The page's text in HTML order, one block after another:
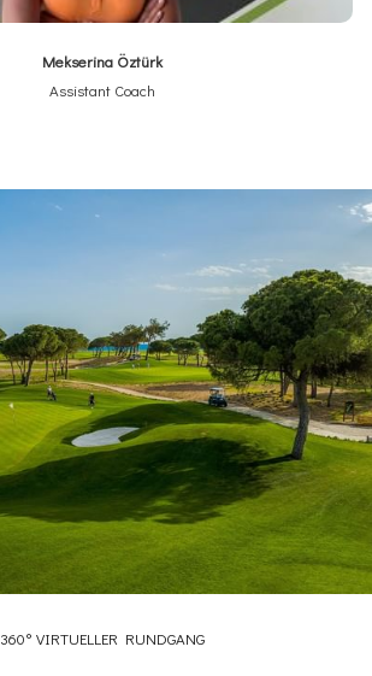
Mekserina Öztürk
Assistant Coach
360° VIRTUELLER RUNDGANGÖFFNET